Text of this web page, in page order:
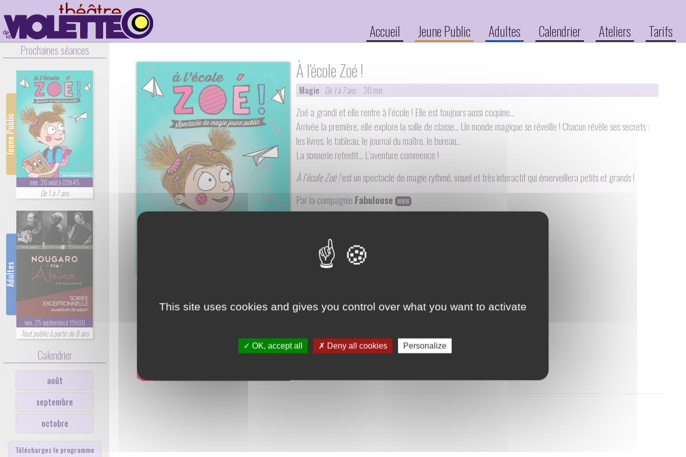
Accueil Jeune Public Adultes Calendrier Ateliers Tarifs
Prochaines séances
Jeune Public
mer. 26 août à 09h45
De 1 à 7 ans
Adultes
ven. 25 septembre à 19h00
Tout public à partir de 8 ans
Calendrier
août
septembre
octobre
Téléchargez le programme
À l'école Zoé !
Magie De 1 à 7 ans 30 mn
Zoé a grandi et elle rentre à l’école ! Elle est toujours aussi coquine…
Arrivée la première, elle explore la salle de classe… Un monde magique se réveille ! Chacun révèle ses secrets :
les livres, le tableau, le journal du maître, le bureau…
La sonnerie retentit… L’aventure commence !
À l’école Zoé !est un spectacle de magie rythmé, visuel et très interactif qui émerveillera petits et grands !
Par la compagnie Fabulouse WWW
Réserver
This site uses cookies and gives you control over what you want to activate
OK, accept all Deny all cookies Personalize